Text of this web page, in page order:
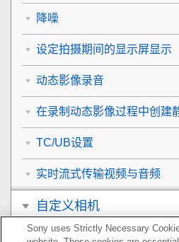
降噪
设定拍摄期间的显示屏显示
动态影像录音
在录制动态影像过程中创建
TC/UB设置
实时流式传输视频与音频
自定义相机
观看
Sony uses Strictly Necessary